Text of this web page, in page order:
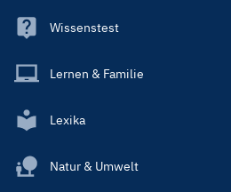
Wissenstest
Lernen & Familie
Lexika
Natur & Umwelt